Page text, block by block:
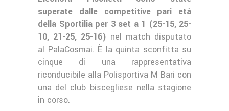
superate dalle competitive pari età
della Sportilia per 3 set a 1 (25-15, 25-
10, 21-25, 25-16) nel match disputato
al PalaCosmai. È la quinta sconfitta su
cinque di una rappresentativa
riconducibile alla Polisportiva M Bari con
una del club biscegliese nella stagione
in corso.